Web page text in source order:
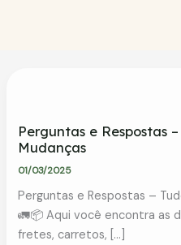
Perguntas e Respostas
Mudanças
01/03/2025
Perguntas e Respostas –
🚛📦 Aqui você encontra as
fretes, carretos, […]